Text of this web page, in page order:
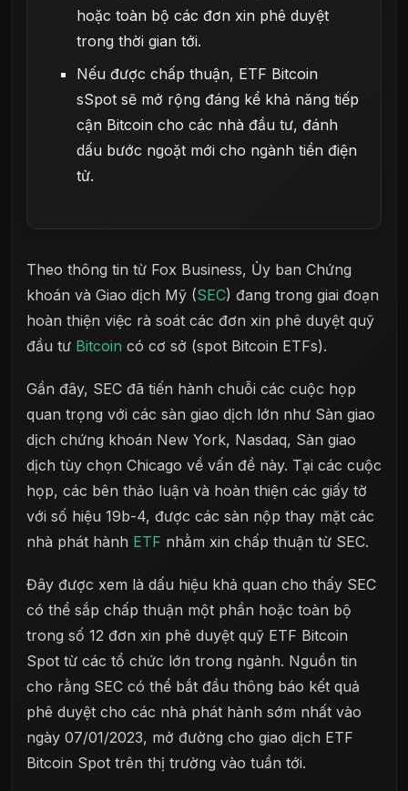
hoặc toàn bộ các đơn xin phê duyệt
trong thời gian tới.
Nếu được chấp thuận, ETF Bitcoin
sSpot sẽ mở rộng đáng kể khả năng tiếp
cận Bitcoin cho các nhà đầu tư, đánh
dấu bước ngoặt mới cho ngành tiền điện
tử.
Theo thông tin từ Fox Business, Ủy ban Chứng
khoán và Giao dịch Mỹ (SEC) đang trong giai đoạn
hoàn thiện việc rà soát các đơn xin phê duyệt quỹ
đầu tư Bitcoin có cơ sở (spot Bitcoin ETFs).
Gần đây, SEC đã tiến hành chuỗi các cuộc họp
quan trọng với các sàn giao dịch lớn như Sàn giao
dịch chứng khoán New York, Nasdaq, Sàn giao
dịch tùy chọn Chicago về vấn đề này. Tại các cuộc
họp, các bên thảo luận và hoàn thiện các giấy tờ
với số hiệu 19b-4, được các sàn nộp thay mặt các
nhà phát hành ETF nhằm xin chấp thuận từ SEC.
Đây được xem là dấu hiệu khả quan cho thấy SEC
có thể sắp chấp thuận một phần hoặc toàn bộ
trong số 12 đơn xin phê duyệt quỹ ETF Bitcoin
Spot từ các tổ chức lớn trong ngành. Nguồn tin
cho rằng SEC có thể bắt đầu thông báo kết quả
phê duyệt cho các nhà phát hành sớm nhất vào
ngày 07/01/2023, mở đường cho giao dịch ETF
Bitcoin Spot trên thị trường vào tuần tới.